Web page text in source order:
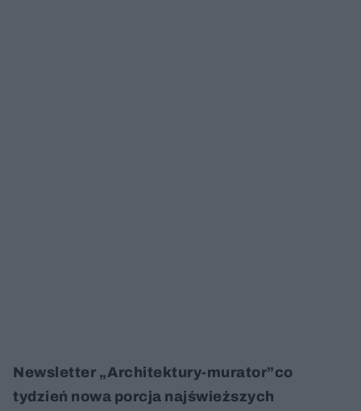
Newsletter „Architektury-murator”co
tydzień nowa porcja najświeższych